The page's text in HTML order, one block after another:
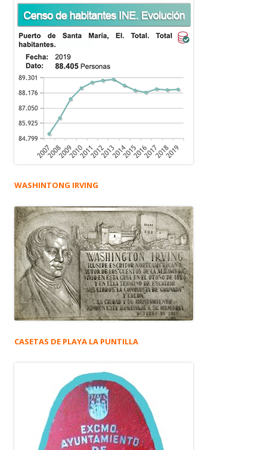
WASHINTONG IRVING
CASETAS DE PLAYA LA PUNTILLA